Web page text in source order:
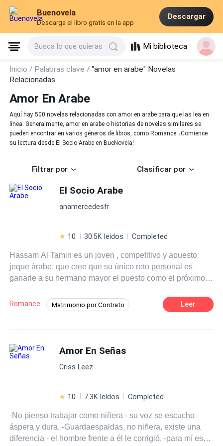
Buenovela
Descarga el libro gratis en la app
Descargar
Busca lo que quieras Mi biblioteca
Inicio / Palabras clave /"amor en arabe" Novelas
Relacionadas
Amor En Arabe
Aquí hay 500 novelas relacionadas con amor en arabe para que las lea en
línea. Generalmente, amor en arabe o historias de novelas similares se
pueden encontrar en varios géneros de libros, como Romance. ¡Comience
su lectura desde El Socio Arabe en BueNovela!
Filtrar por Clasificar por
El Socio Arabe
anamercedesfr
10 30.5K leídos Completed
Hassam Al Tamin es un joven , competitivo y apuesto
jeque árabe, que cree que su único reto personal es
ganarle a su hermano mayor el puesto como el próximo
cuando conoce a Elena Febres, una latina que llega a
vivir a su país y se convierte en su nueva obsesión a
solo enfrentará el cambio de continente, sino también, de
cultura y paradigmas sociales que harán que cumplir el
sueño de tener un negocio propio le cambié la vida por
Romance Matrimonio por Contrato
Pasión Independiente
Diferencia de Edad
Leer
Amor En Señas
Criss Leez
10 7.3K leídos Completed
-No pienso trabajar como niñera - su voz se escucho
áspera y dura. -Guardaespaldas, no niñera, existe una
diferencia - el hombre frente a él le corrigió. -para mí es